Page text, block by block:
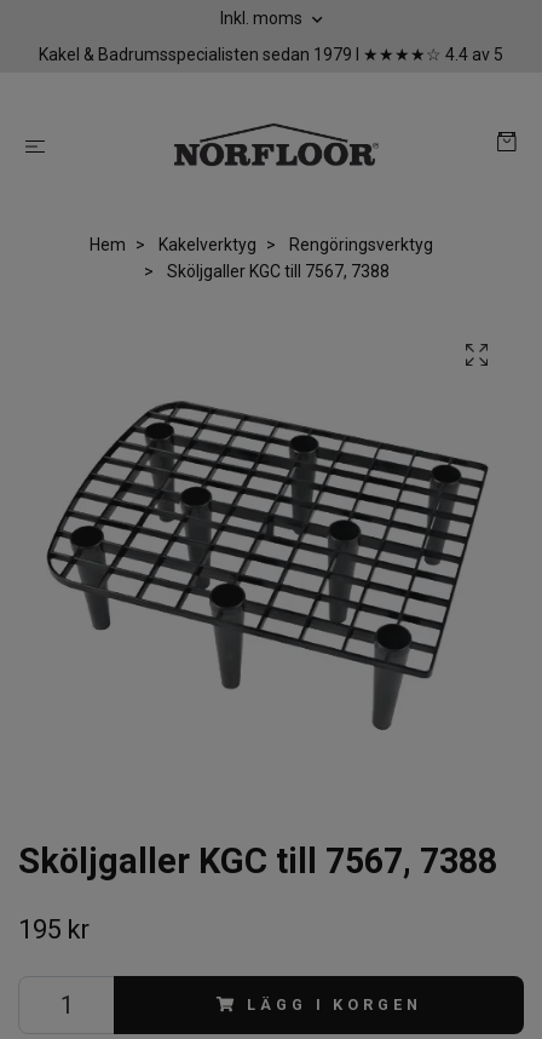
Inkl. moms
Kakel & Badrumsspecialisten sedan 1979 I ★★★★☆ 4.4 av 5
Hem Kakelverktyg
Rengöringsverktyg
Sköljgaller KGC till 7567, 7388
Sköljgaller KGC till 7567, 7388
195 kr
LÄGG I KORGEN